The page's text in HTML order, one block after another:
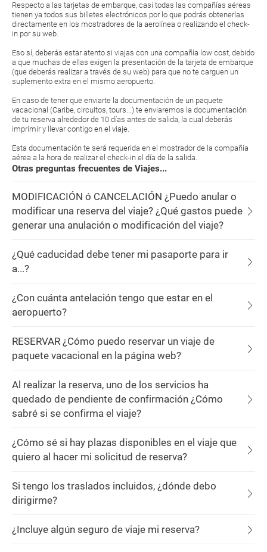
Respecto a las tarjetas de embarque, casi todas las compañías aéreas
tienen ya todos sus billetes electrónicos por lo que podrás obtenerlas
directamente en los mostradores de la aerolínea o realizando el check-
in por su web.
Eso sí, deberás estar atento si viajas con una compañía low cost, debido
a que muchas de ellas exigen la presentación de la tarjeta de embarque
(que deberás realizar a través de su web) para que no te carguen un
suplemento extra en el mismo aeropuerto.
En caso de tener que enviarte la documentación de un paquete
vacacional (Caribe, circuitos, tours...) te enviaremos la documentación
de tu reserva alrededor de 10 días antes de salida, la cual deberás
imprimir y llevar contigo en el viaje.
Esta documentación te será requerida en el mostrador de la compañía
aérea a la hora de realizar el check-in el día de la salida.
Otras preguntas frecuentes de Viajes...
MODIFICACIÓN ó CANCELACIÓN ¿Puedo anular o
modificar una reserva del viaje? ¿Qué gastos puede
generar una anulación o modificación del viaje?
¿Qué caducidad debe tener mi pasaporte para ir
a...?
¿Con cuánta antelación tengo que estar en el
aeropuerto?
RESERVAR ¿Cómo puedo reservar un viaje de
paquete vacacional en la página web?
Al realizar la reserva, uno de los servicios ha
quedado de pendiente de confirmación ¿Cómo
sabré si se confirma el viaje?
¿Cómo sé si hay plazas disponibles en el viaje que
quiero al hacer mi solicitud de reserva?
Si tengo los traslados incluidos, ¿dónde debo
dirigirme?
¿Incluye algún seguro de viaje mi reserva?